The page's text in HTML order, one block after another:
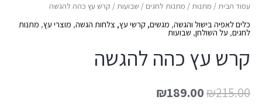
עמוד הבית/ מתנות/ מתנות לחגים / שבועות/ קרש עץ כהה להגשה
כלים לאפיה בישול והגשה, מגשים, קרשי עץ, צלחות הגשה, מוצרי עץ, מתנות
לחגים, על השולחן, שבועות
קרש עץ כהה להגשה
₪215.00
₪189.00